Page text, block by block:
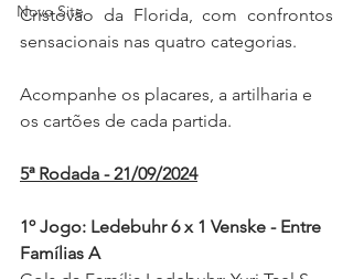
Novo Site
Cristóvão da Florida, com confrontos
sensacionais nas quatro categorias.
Acompanhe os placares, a artilharia e
os cartões de cada partida.
5ª Rodada - 21/09/2024
1º Jogo: Ledebuhr 6 x 1 Venske - Entre
Famílias A